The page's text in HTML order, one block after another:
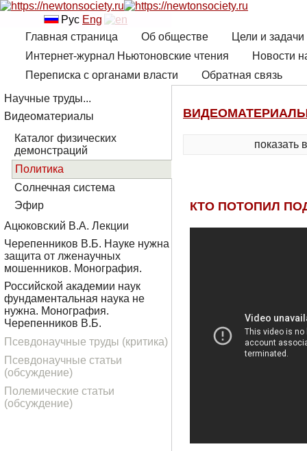
Рус Eng
Главная страница
Об обществе
Цели и
Интернет-журнал Ньютоновские чтения
Новости
Переписка с органами власти
Обратная связь
показать
КТО ПОТОПИЛ
Научные труды...
Видеоматериалы
Каталог физических
демонстраций
Политика
Солнечная система
Эфир
Ацюковский В.А. Лекции
Черепенников В.Б. Науке нужна
защита от лженаучных
мошенников. Монография.
Российской академии наук
фундаментальная наука не
нужна. Монография.
Черепенников В.Б.
Псевдонаучные труды (критика)
Псевдонаучные статьи
(обсуждение)
Полемические статьи
(обсуждение)